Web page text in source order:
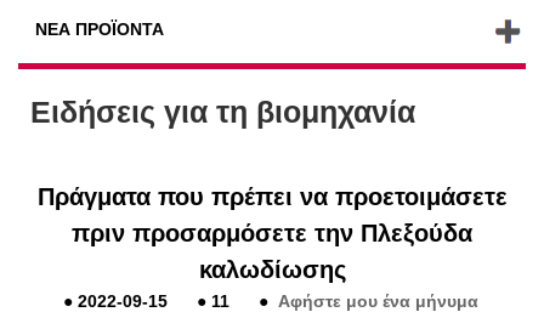
ΝΈΑ ΠΡΟΪΌΝΤΑ
Ειδήσεις για τη βιομηχανία
Πράγματα που πρέπει να προετοιμάσετε
πριν προσαρμόσετε την Πλεξούδα
καλωδίωσης
●2022-09-15 ● 11 ● Αφήστε μου ένα μήνυμα